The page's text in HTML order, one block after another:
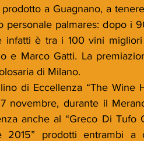
a Guagnano, a
personale palmares: dopo i
è tra i 100 vini migliori
e Marco Gatti. La
di Milano.
di Eccellenza “The Wine
novembre, durante il
anche al “Greco Di Tufo
2015” prodotti entrambi a